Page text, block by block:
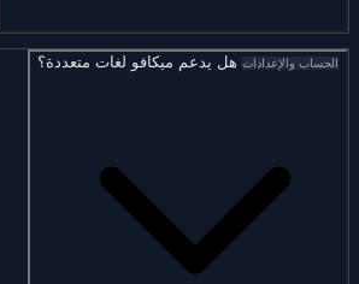
الحساب والإعدادات هل يدعم ميكافو لغات متعددة؟